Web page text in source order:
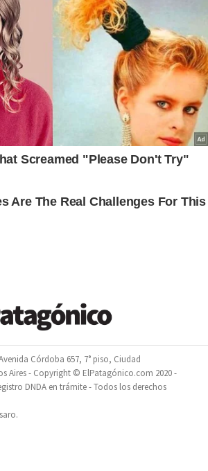
Córdoba 657, 7° piso, Ciudad
Aires - Copyright © ElPatagónico.com 2020 -
DNDA en trámite - Todos los derechos